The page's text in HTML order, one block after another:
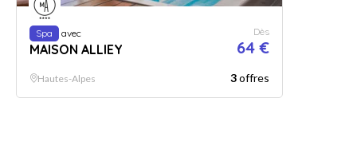
Spa avec
MAISON ALLIEY
Dès
64 €
Hautes-Alpes 3offres